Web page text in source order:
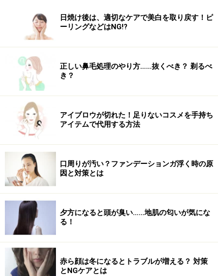
日焼け後は、適切なケアで美白を取り戻す！ピ
ーリングなどはNG!?
正しい鼻毛処理のやり方……抜くべき？ 剃るべ
き？
アイブロウが切れた！足りないコスメを手持ち
アイテムで代用する方法
口周りが汚い？ファンデーションガ浮く時の原
因と対策とは
夕方になると頭が臭い……地肌の匂いが気にな
る！
赤ら顔は冬になるとトラブルが増える？ 対策
とNGケアとは